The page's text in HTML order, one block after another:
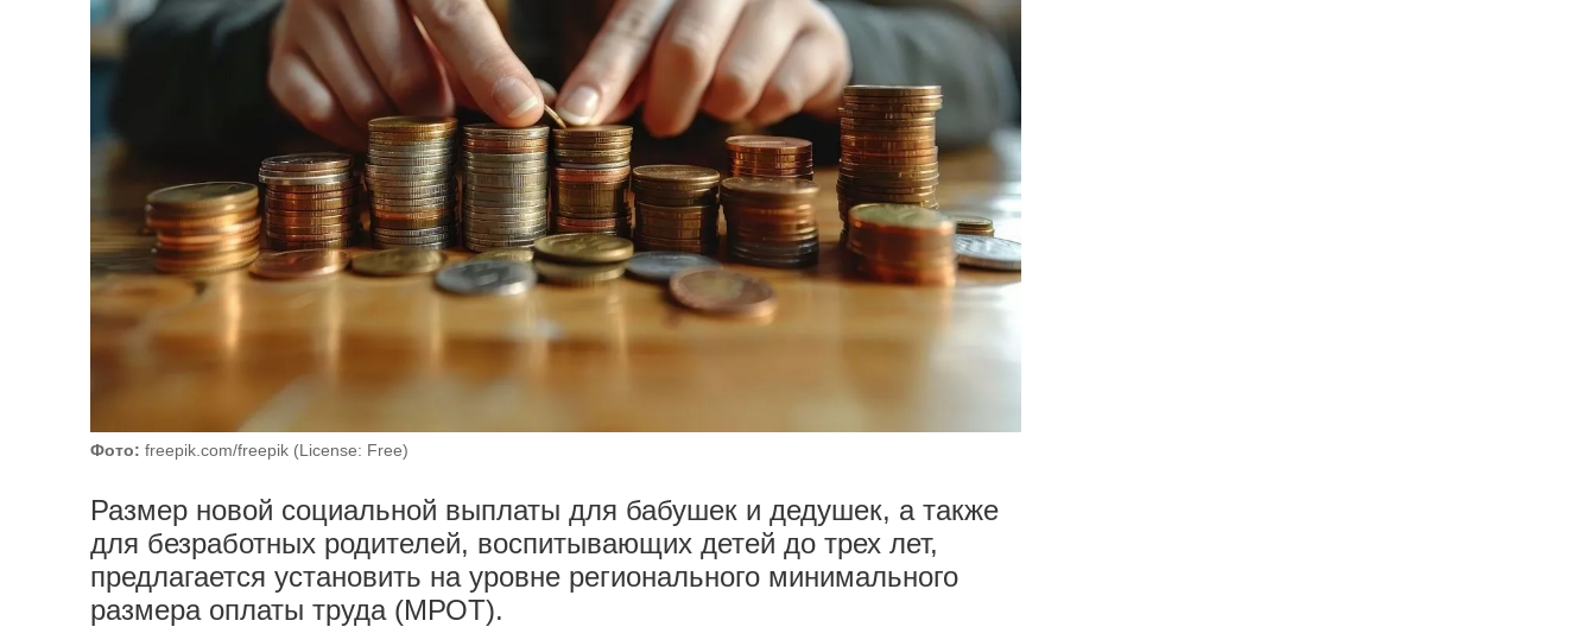
Фото: freepik.com/freepik (License: Free)
Размер новой социальной выплаты для бабушек и дедушек, а также
для безработных родителей, воспитывающих детей до трех лет,
предлагается установить на уровне регионального минимального
размера оплаты труда (МРОТ).